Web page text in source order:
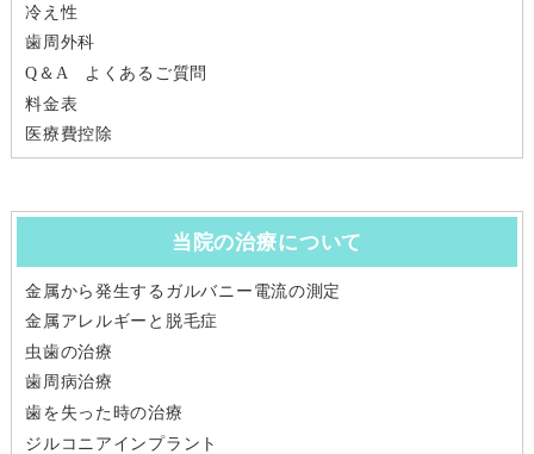
冷え性
歯周外科
Q＆A よくあるご質問
料金表
医療費控除
当院の治療について
金属から発生するガルバニー電流の測定
金属アレルギーと脱毛症
虫歯の治療
歯周病治療
歯を失った時の治療
ジルコニアインプラント